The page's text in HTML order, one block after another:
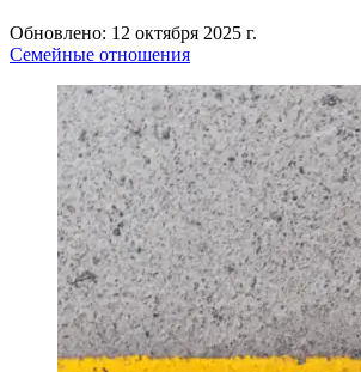
Обновлено: 12 октября 2025 г.
Семейные отношения